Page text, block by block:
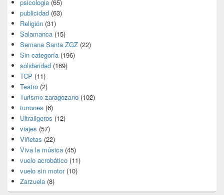
psicologia (65)
publicidad (63)
Religión (31)
Salamanca (15)
Semana Santa ZGZ (22)
Sin categoría (196)
solidaridad (169)
TCP (11)
Teatro (2)
Turismo zaragozano (102)
turrones (6)
Ultraligeros (12)
viajes (57)
Viñetas (22)
Viva la música (45)
vuelo acrobático (11)
vuelo sin motor(10)
Zarzuela (8)